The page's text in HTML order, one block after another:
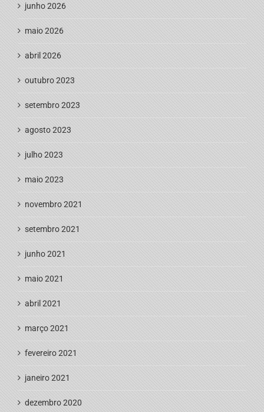
junho 2026
maio 2026
abril 2026
outubro 2023
setembro 2023
agosto 2023
julho 2023
maio 2023
novembro 2021
setembro 2021
junho 2021
maio 2021
abril 2021
março 2021
fevereiro 2021
janeiro 2021
dezembro 2020